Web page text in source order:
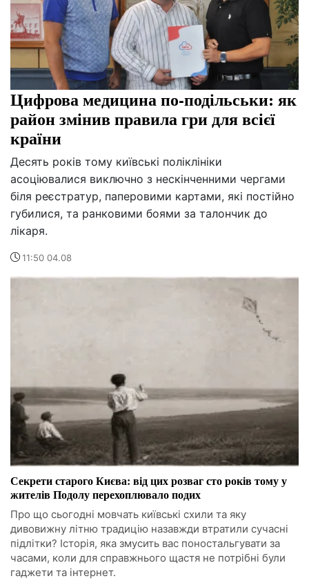
Цифрова медицина по-подільськи: як
район змінив правила гри для всієї
країни
Десять років тому київські поліклініки
асоціювалися виключно з нескінченними чергами
біля реєстратур, паперовими картами, які постійно
губилися, та ранковими боями за талончик до
лікаря.
11:50 04.08
Секрети старого Києва: від цих розваг сто років тому у
жителів Подолу перехоплювало подих
Про що сьогодні мовчать київські схили та яку
дивовижну літню традицію назавжди втратили сучасні
підлітки? Історія, яка змусить вас поностальгувати за
часами, коли для справжнього щастя не потрібні були
гаджети та інтернет.